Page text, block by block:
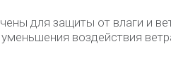
для защиты от влаги и
воздействия